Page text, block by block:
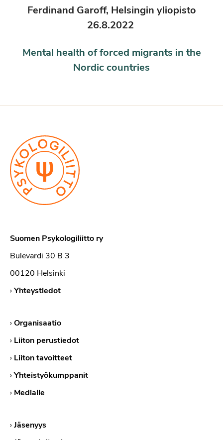
Ferdinand Garoff, Helsingin yliopisto
26.8.2022
Mental health of forced migrants in the
Nordic countries
Suomen Psykologiliitto ry
Bulevardi 30 B 3
00120 Helsinki
›Yhteystiedot
›Organisaatio
› Liiton perustiedot
› Liiton tavoitteet
›Yhteistyökumppanit
› Medialle
›Jäsenyys